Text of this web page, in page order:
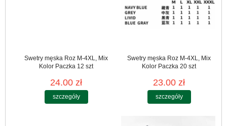
Swetry męska Roz M-4XL, Mix
Kolor Paczka 12 szt
24.00 zł
szczegóły
Swetry męska Roz M-4XL, Mix
Kolor Paczka 20 szt
23.00 zł
szczegóły